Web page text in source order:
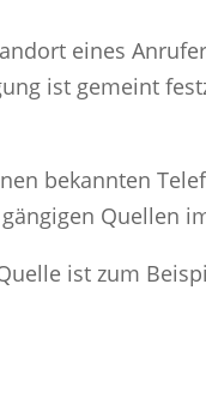
eines
ist gemeint
bekannten
Quellen
ist zum